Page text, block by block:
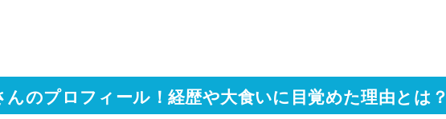
んのプロフィール！経歴や大食いに目覚めた理由とは？